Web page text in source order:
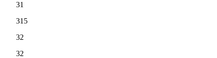
31
315
32
32